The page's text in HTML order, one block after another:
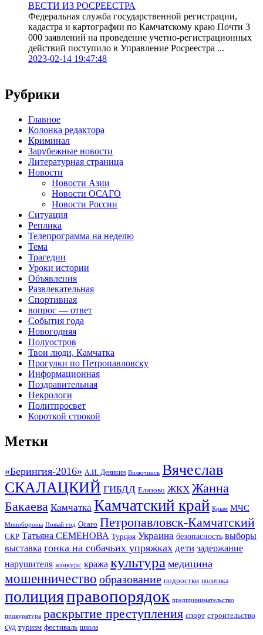
ВЕСТИ ИЗ РОСРЕЕСТРА
Федеральная служба государственной регистрации,
кадастра и картографии по Камчатскому краю Почти 3
000 заявлений на проведение учетно-регистрационных
действий поступило в Управление Росреестра ...
2023-02-14 19:47:48
Рубрики
Главное
Колонка редактора
Криминал
Зарубежные новости
Литературная страница
Новости
Новости Азии
Новости ОСАГО
Новости России
Ситуация
Реплика
Телепрограмма на неделю
Тема
Трагедии
Уроки истории
Объявления
Развлекательная
Спортивная
вопрос — ответ
События года
Новогодняя
Полуостров
Твои люди, Камчатка
Прогулки по Петропавловску
Информационная
Поздравительная
Некрологи
Политпросвет
Короткой строкой
Метки
«Берингия-2016» А.И. Деникин Вилючинск Вячеслав
СКАЛАЦКИЙ ГИБДД Елизово ЖКХ Жанна
Бакаева Камчатка Камчатский край Крым МЧС
Минобороны Новый год Осаго Петропавловск-Камчатский
СКР Татьяна СЕМЕНОВА Турция Украина безопасность выборы
выставка гонка на собачьих упряжках дети задержание
нарушителя конкурс кража культура медицина
мошенничество образование подростки политика
полицияправопорядок предпринимательство
прокуратура раскрытие преступления спорт строительство
суд туризм фестиваль школа